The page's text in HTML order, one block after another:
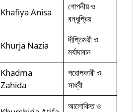
Khafiya Anisa
গোপনীয় ও
বন্ধুপ্রিয়
Khurja Nazia
দীপ্তিময়ী ও
মর্যাদাবান
Khadma
Zahida
পরোপকারী ও
সাধ্বী
আলোকিত ও